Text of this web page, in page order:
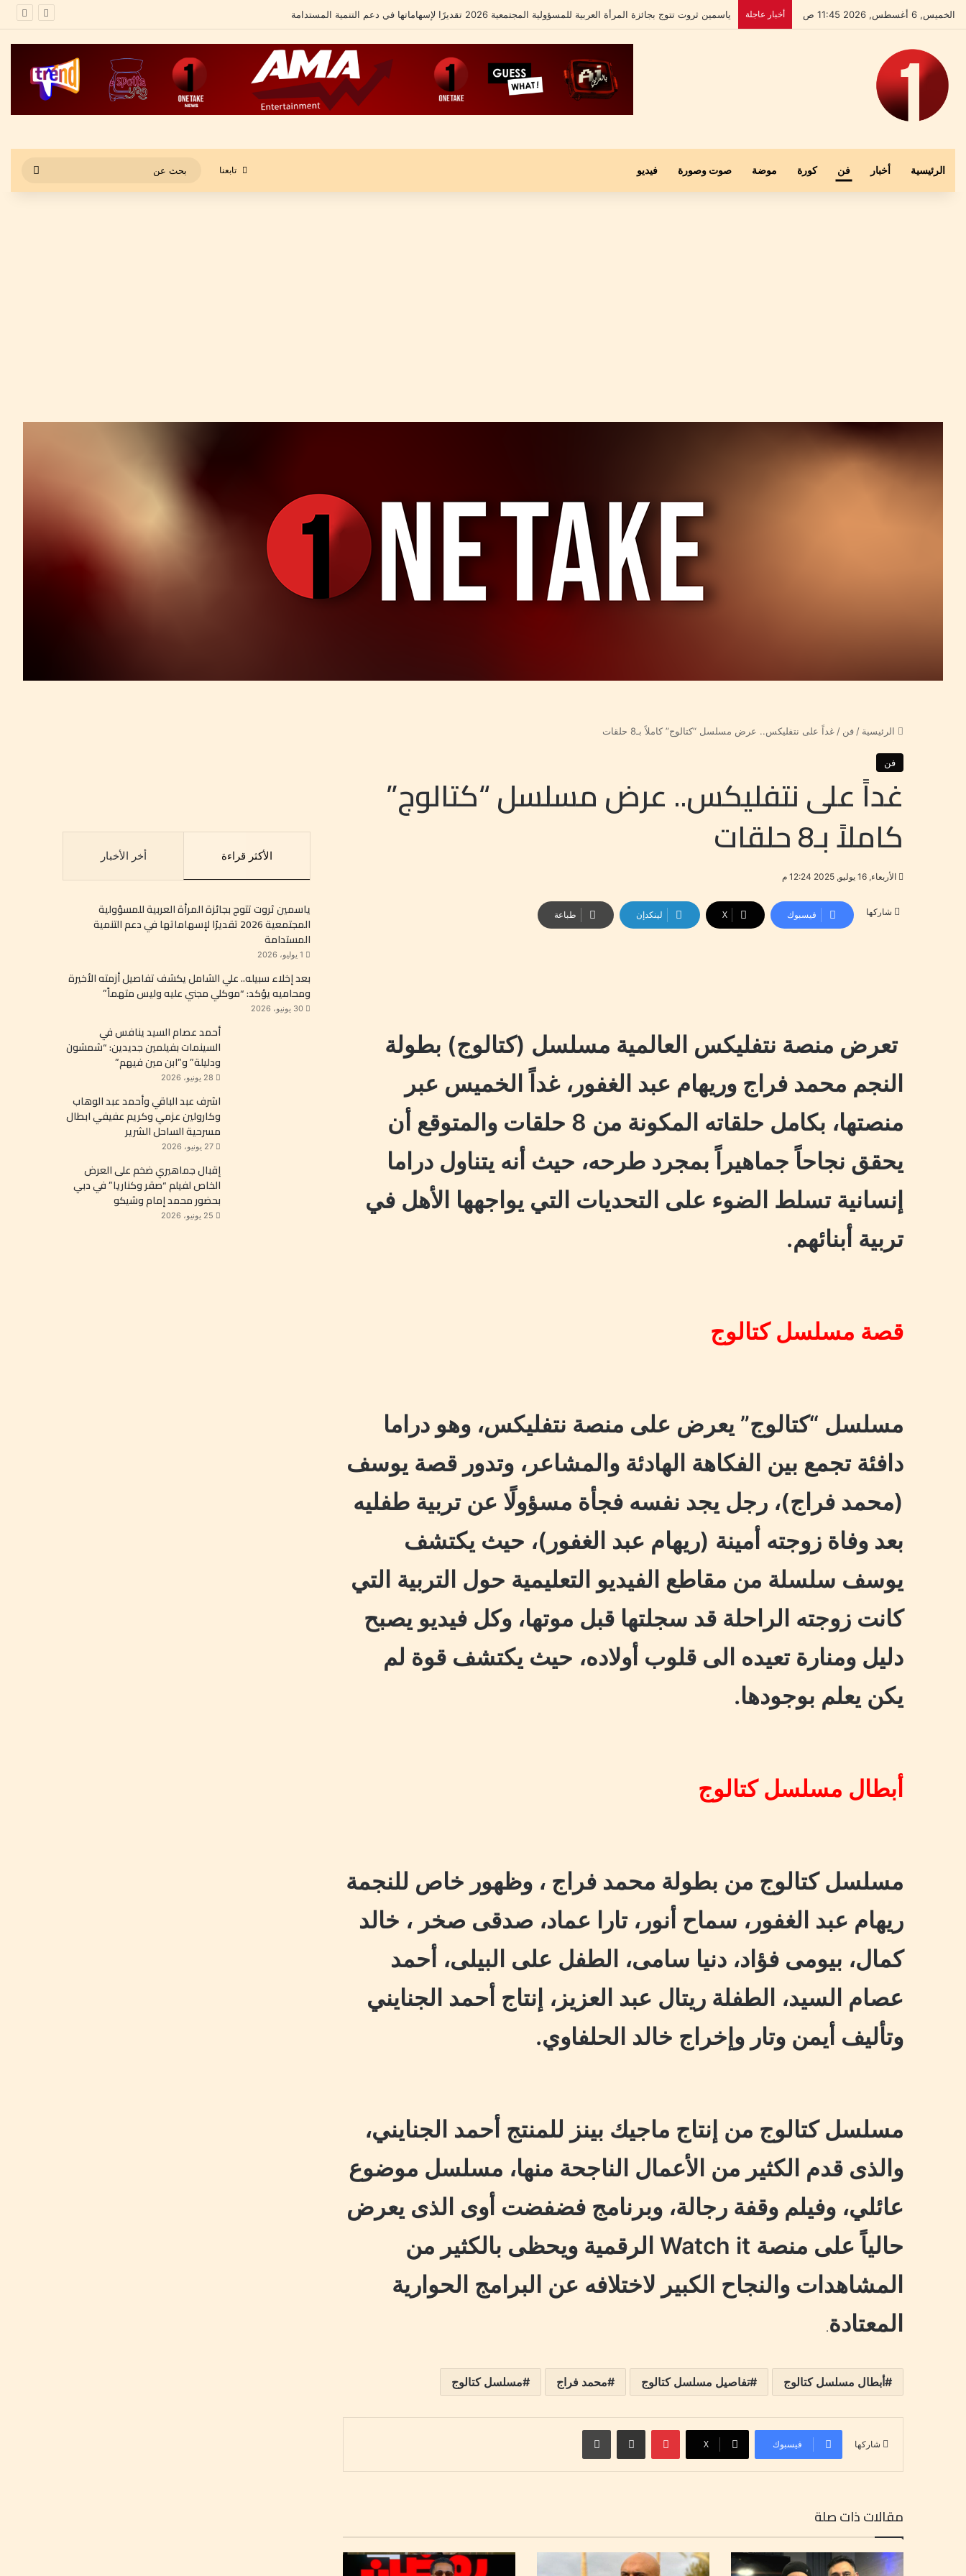
الخميس, 6 أغسطس, 2026 11:45 ص أخبار عاجلة بعد إخلاء سبيله.. علي الشامل يكشف تفاصيل أزمته الأخيرة ومحاميه يؤكد: “موكلي مجني عليه وليس متهماً”
الرئيسية أخبار فن كورة موضة صوت وصورة فيديو تابعنا
عن
الرئيسية / فن / غداً على نتفليكس.. عرض مسلسل “كتالوج” كاملاً بـ8 حلقات
فن
غداً على نتفليكس.. عرض مسلسل “كتالوج”
كاملاً بـ8 حلقات
الأربعاء, 16 يوليو, 2025 12:24 م
شاركها فيسبوك ‫X لينكدإن طباعة
تعرض منصة نتفليكس العالمية مسلسل (كتالوج) بطولة
النجم محمد فراج وريهام عبد الغفور، غداً الخميس عبر
منصتها، بكامل حلقاته المكونة من 8 حلقات والمتوقع أن
يحقق نجاحاً جماهيراً بمجرد طرحه، حيث أنه يتناول دراما
إنسانية تسلط الضوء على التحديات التي يواجهها الأهل في
تربية أبنائهم.
قصة مسلسل كتالوج
مسلسل “كتالوج” يعرض على منصة نتفليكس، وهو دراما
دافئة تجمع بين الفكاهة الهادئة والمشاعر، وتدور قصة يوسف
(محمد فراج)، رجل يجد نفسه فجأة مسؤولًا عن تربية طفليه
بعد وفاة زوجته أمينة (ريهام عبد الغفور)، حيث يكتشف
يوسف سلسلة من مقاطع الفيديو التعليمية حول التربية التي
كانت زوجته الراحلة قد سجلتها قبل موتها، وكل فيديو يصبح
دليل ومنارة تعيده الى قلوب أولاده، حيث يكتشف قوة لم
يكن يعلم بوجودها.
أبطال مسلسل كتالوج
مسلسل كتالوج من بطولة محمد فراج ، وظهور خاص للنجمة
ريهام عبد الغفور، سماح أنور، تارا عماد، صدقى صخر ، خالد
كمال، بيومى فؤاد، دنيا سامى، الطفل على البيلى، أحمد
عصام السيد، الطفلة ريتال عبد العزيز، إنتاج أحمد الجنايني
وتأليف أيمن وتار وإخراج خالد الحلفاوي.
مسلسل كتالوج من إنتاج ماجيك بينز للمنتج أحمد الجنايني،
والذى قدم الكثير من الأعمال الناجحة منها، مسلسل موضوع
عائلي، وفيلم وقفة رجالة، وبرنامج فضفضت أوى الذى يعرض
حالياً على منصة Watch it الرقمية ويحظى بالكثير من
المشاهدات والنجاح الكبير لاختلافه عن البرامج الحوارية
المعتادة.
أبطال مسلسل كتالوج تفاصيل مسلسل كتالوج محمد فراج مسلسل كتالوج
شاركها فيسبوك ‫X
بينتيريست
مقالات ذات صلة
الأكثر قراءة أخر الأخبار
ياسمين ثروت تتوج بجائزة المرأة العربية للمسؤولية
المجتمعية 2026 تقديرًا لإسهاماتها في دعم التنمية
المستدامة
1 يوليو، 2026
بعد إخلاء سبيله.. علي الشامل يكشف تفاصيل أزمته الأخيرة
ومحاميه يؤكد: “موكلي مجني عليه وليس متهماً”
30 يونيو، 2026
أحمد عصام السيد ينافس في
السينمات بفيلمين جديدين: “شمشون
ودليلة” و”ابن مين فيهم”
28 يونيو، 2026
اشرف عبد الباقي وأحمد عبد الوهاب
وكارولين عزمي وكريم عفيفي ابطال
مسرحية الساحل الشرير
27 يونيو، 2026
إقبال جماهيري ضخم على العرض
الخاص لفيلم “صقر وكناريا” في دبي
بحضور محمد إمام وشيكو
25 يونيو، 2026